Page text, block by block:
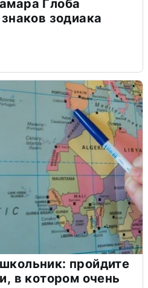
Глоба
зодиака
пройдите
в котором очень